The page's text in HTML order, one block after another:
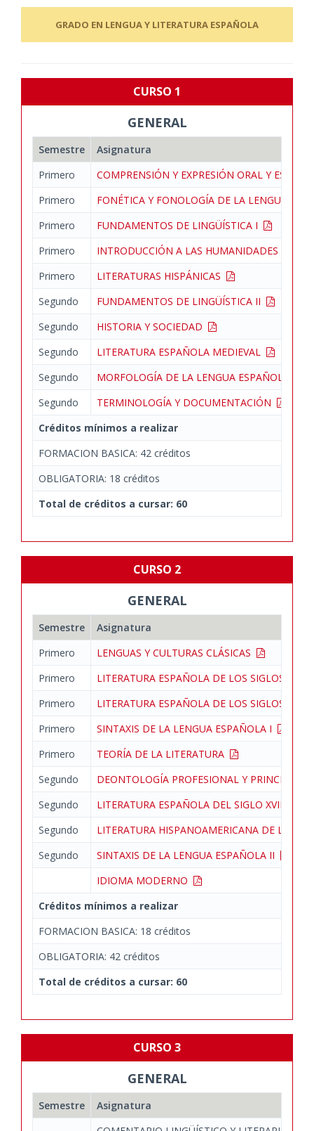
GRADO EN LENGUA Y LITERATURA ESPAÑOLA
CURSO 1
GENERAL
Semestre
Asignatura
Primero
COMPRENSIÓN Y EXPRESIÓN ORAL Y
Primero
FONÉTICA Y FONOLOGÍA DE LA LENGUA
Primero
FUNDAMENTOS DE LINGÜÍSTICA I
Primero
INTRODUCCIÓN A LAS HUMANIDADES
Primero
LITERATURAS HISPÁNICAS
Segundo
FUNDAMENTOS DE LINGÜÍSTICA II
Segundo
HISTORIA Y SOCIEDAD
Segundo
LITERATURA ESPAÑOLA MEDIEVAL
Segundo
MORFOLOGÍA DE LA LENGUA ESPAÑOLA
Segundo
TERMINOLOGÍA Y DOCUMENTACIÓN
Créditos mínimos a realizar
FORMACION BASICA: 42 créditos
OBLIGATORIA: 18 créditos
Total de créditos a cursar: 60
CURSO 2
GENERAL
Semestre
Asignatura
Primero
LENGUAS Y CULTURAS CLÁSICAS
Primero
LITERATURA ESPAÑOLA DE LOS SIGLOS XVI-
Primero
LITERATURA ESPAÑOLA DE LOS SIGLOS XVI-
Primero
SINTAXIS DE LA LENGUA ESPAÑOLA I
Primero
TEORÍA DE LA LITERATURA
Segundo
DEONTOLOGÍA PROFESIONAL Y PRINCIPIOS
Segundo
LITERATURA ESPAÑOLA DEL SIGLO XVIII
Segundo
LITERATURA HISPANOAMERICANA DE LOS
Segundo
SINTAXIS DE LA LENGUA ESPAÑOLA II
IDIOMA MODERNO
Créditos mínimos a realizar
FORMACION BASICA: 18 créditos
OBLIGATORIA: 42 créditos
Total de créditos a cursar: 60
CURSO 3
GENERAL
Semestre
Asignatura